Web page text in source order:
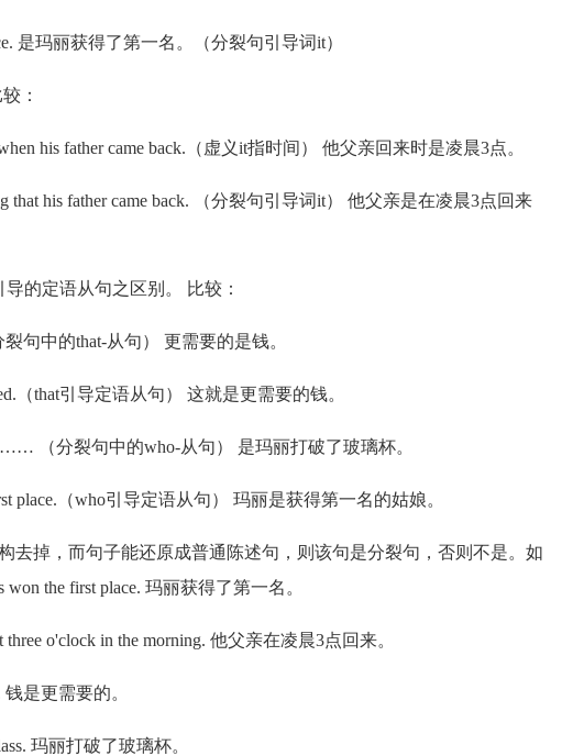
是玛丽获得了第一名。（分裂句引导词it）
：
his father came back.（虚义it指时间） 他父亲回来时是凌晨3点。
his father came back. （分裂句引导词it） 他父亲是在凌晨3点回来
的定语从句之区别。 比较：
句中的that-从句） 更需要的是钱。
（that引导定语从句） 这就是更需要的钱。
（分裂句中的who-从句） 是玛丽打破了玻璃杯。
（who引导定语从句） 玛丽是获得第一名的姑娘。
掉，而句子能还原成普通陈述句，则该句是分裂句，否则不是。如
the first place. 玛丽获得了第一名。
o'clock in the morning. 他父亲在凌晨3点回来。
是更需要的。
玛丽打破了玻璃杯。